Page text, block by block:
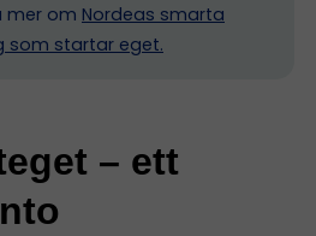
mer om Nordeas smarta
som startar eget.
– ett